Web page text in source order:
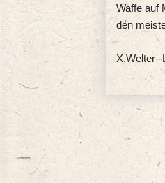
Waffe auf
den
X.Welter--